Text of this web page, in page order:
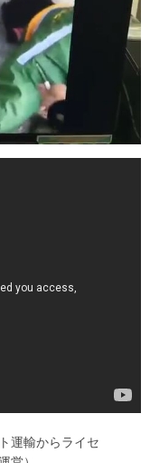
運輸からライセ